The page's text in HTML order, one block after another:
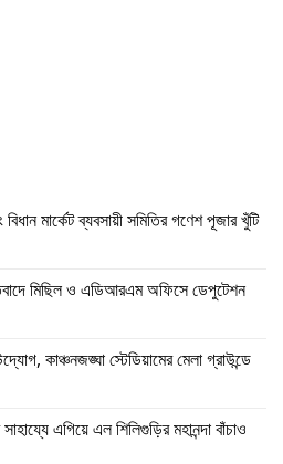
মার্কেট ব্যবসায়ী সমিতির গণেশ পূজার খুঁটি
মিছিল ও এডিআরএম অফিসে ডেপুটেশন
কাঞ্চনজঙ্ঘা স্টেডিয়ামের মেলা গ্রাউন্ডে
এগিয়ে এল শিলিগুড়ির মহানন্দা বাঁচাও